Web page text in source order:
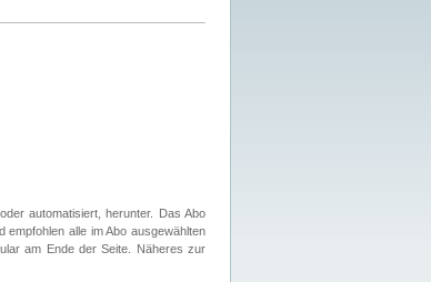
automatisiert, herunter. Das Abo
alle im Abo ausgewählten
am Ende der Seite. Näheres zur